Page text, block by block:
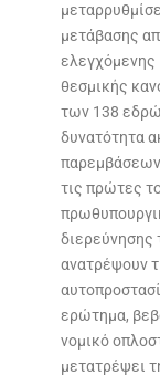
μετάβασης
ελεγχόμενης
θεσμικής
των 138
δυνατότητα
τις πρώτες
διερεύνησης
ανατρέψουν
ερώτημα,
νομικό
μετατρέψει